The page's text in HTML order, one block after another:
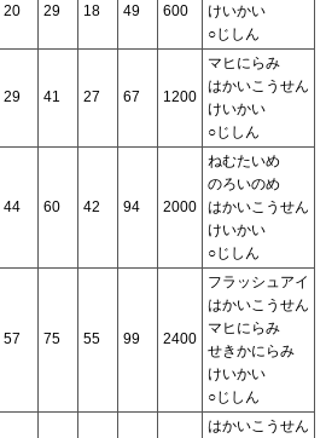
20 29 18 49 600
けいかい
○じしん
29 41 27 67 1200
マヒにらみ
はかいこうせん
けいかい
○じしん
44 60 42 94 2000
ねむたいめ
のろいのめ
はかいこうせん
けいかい
○じしん
57 75 55 99 2400
フラッシュアイ
はかいこうせん
マヒにらみ
せきかにらみ
けいかい
○じしん
はかいこうせん